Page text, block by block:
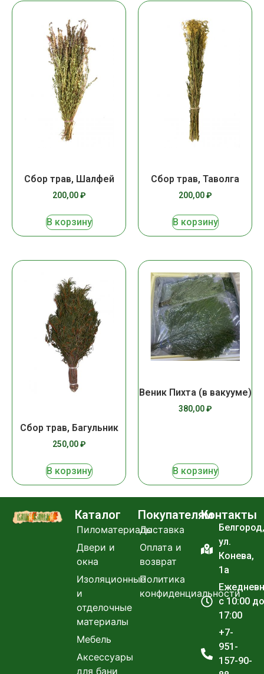
Сбор трав, Шалфей
200,00₽
В корзину
Сбор трав, Таволга
200,00₽
В корзину
Сбор трав, Багульник
250,00₽
В корзину
Веник Пихта (в вакууме)
380,00₽
В корзину
Каталог
Пиломатериалы
Двери и
окна
Изоляционные
и
отделочные
материалы
Мебель
Аксессуары
для бани
Покупателям
Доставка
Оплата и
возврат
Политика
конфиденциальности
Контакты
Белгород,
ул.
Конева,
1а
с 10:00 до
17:00
+7-
951-
157-90-